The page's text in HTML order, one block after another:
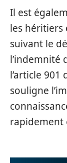
Il est
les héritiers
suivant le
l’indemnité
l’article 901
souligne
rapidement